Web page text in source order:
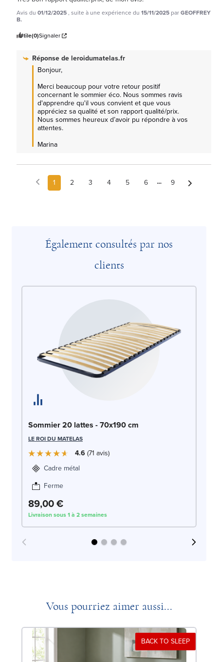
Avis du 01/12/2025, suite à une expérience du 15/11/2025 parGEOFFREY
B.
Utile(0)Signaler
Réponse deleroidumatelas.fr
Bonjour,
Merci beaucoup pour votre retour positif
concernant le sommier éco. Nous sommes ravis
d'apprendre qu'il vous convient et que vous
appréciez sa qualité et son rapport qualité/prix.
Nous sommes heureux d’avoir pu répondre à vos
attentes.
Marina
1 2 3 4 5 6 9
Également consultés par nos
clients
Sommier 20 lattes - 70x190 cm
LE ROI DU MATELAS
4.6 71 avis
Cadre métal
Ferme
89,00 €
Livraison sous 1 à 2 semaines
Vous pourriez aimer aussi...
BACK TO SLEEP